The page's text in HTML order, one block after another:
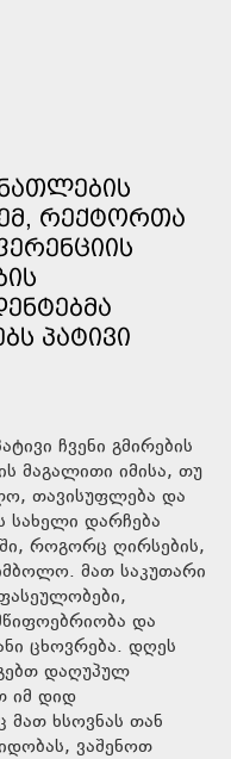
ᲠᲔᲥᲢᲝᲠᲗᲐ
ᲞᲐᲢᲘᲕᲘ
ჩვენი გმირების
მაგალითი იმისა, თუ
თავისუფლება და
სახელი დარჩება
როგორც ღირსების,
მათ საკუთარი
და
ცხოვრება. დღეს
დაღუპულ
იმ დიდ
მათ ხსოვნას თან
ვაშენოთ